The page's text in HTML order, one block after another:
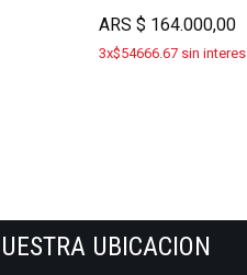
ARS$ 164.000,00
3x$54666.67 sin interes
UBICACION